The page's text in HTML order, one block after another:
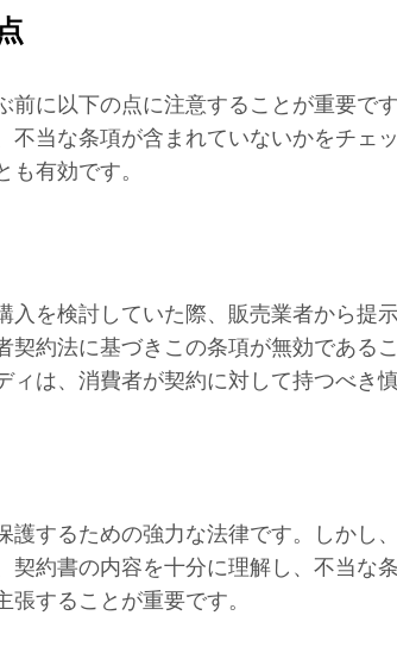
前に以下の点に注意することが重要
不当な条項が含まれていないかをチ
有効です。
入を検討していた際、販売業者から
契約法に基づきこの条項が無効であ
ィは、消費者が契約に対して持つべき
護するための強力な法律です。しか
契約書の内容を十分に理解し、不当
することが重要です。